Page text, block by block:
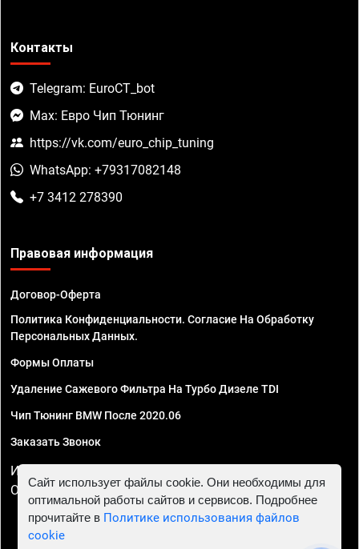
Контакты
Telegram: EuroCT_bot
Max: Евро Чип Тюнинг
https://vk.com/euro_chip_tuning
WhatsApp: +79317082148
+7 3412 278390
Правовая информация
Договор-Оферта
Политика Конфиденциальности. Согласие На Обработку
Персональных Данных.
Формы Оплаты
Удаление Сажевого Фильтра На Турбо Дизеле TDI
Чип Тюнинг BMW После 2020.06
Заказать Звонок
ИП Смирнов Георгий Павлович. ИНН 781302555843,
ОГРНИП 324470400032610
Сайт использует файлы cookie. Они необходимы для
оптимальной работы сайтов и сервисов. Подробнее
прочитайте в Политике использования файлов
cookie